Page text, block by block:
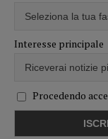
Interesse principale
Procedendo